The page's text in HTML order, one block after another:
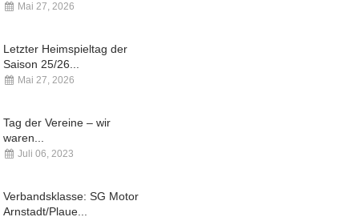
Mai 27, 2026
Letzter Heimspieltag der
Saison 25/26...
Mai 27, 2026
Tag der Vereine – wir
waren...
Juli 06, 2023
Verbandsklasse: SG Motor
Arnstadt/Plaue...